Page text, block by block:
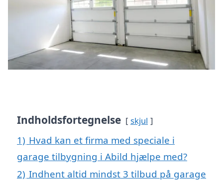
Indholdsfortegnelse skjul
1) Hvad kan et firma med speciale i
garage tilbygning i Abild hjælpe med?
2) Indhent altid mindst 3 tilbud på garage